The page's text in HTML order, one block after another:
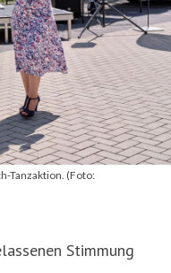
Tanzaktion. (Foto:
Stimmung